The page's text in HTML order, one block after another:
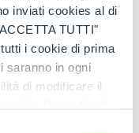
inviati cookies al di
TUTTI"
i cookie di prima
saranno in ogni
di modificare il